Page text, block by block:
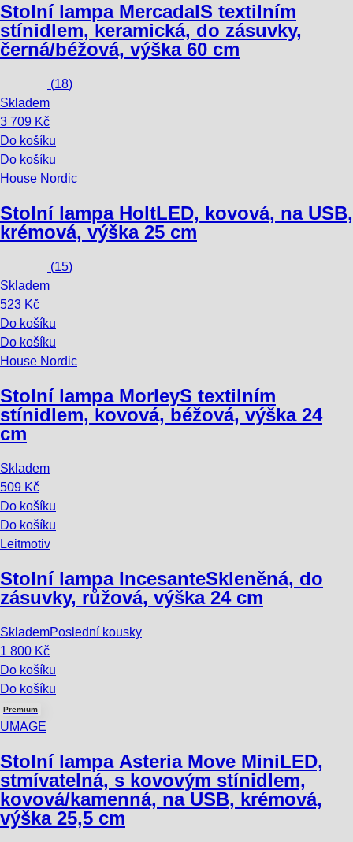
Stolní lampa MercadalS textilním
stínidlem, keramická, do zásuvky,
černá/béžová, výška 60 cm
(18)
Skladem
3 709 Kč
Do košíku
Do košíku
House Nordic
Stolní lampa HoltLED, kovová, na USB,
krémová, výška 25 cm
(15)
Skladem
523 Kč
Do košíku
Do košíku
House Nordic
Stolní lampa MorleyS textilním
stínidlem, kovová, béžová, výška 24
cm
Skladem
509 Kč
Do košíku
Do košíku
Leitmotiv
Stolní lampa IncesanteSkleněná, do
zásuvky, růžová, výška 24 cm
SklademPoslední kousky
1 800 Kč
Do košíku
Do košíku
Premium
UMAGE
Stolní lampa Asteria Move MiniLED,
stmívatelná, s kovovým stínidlem,
kovová/kamenná, na USB, krémová,
výška 25,5 cm